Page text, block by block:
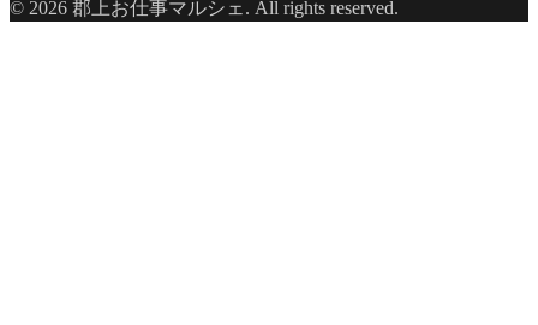
© 2026 郡上お仕事マルシェ. All rights reserved.